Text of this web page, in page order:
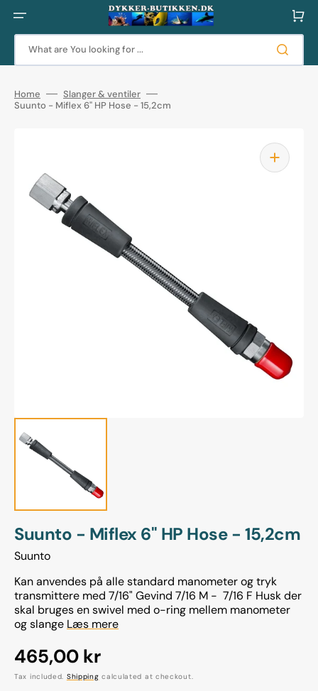
content
What are You looking for ...
Cart
Home
Slanger & ventiler
Suunto - Miflex 6" HP Hose - 15,2cm
Open
media
Suunto - Miflex 6" HP Hose - 15,2cm
Suunto
Kan anvendes på alle standard manometer og tryk
transmittere med 7/16" Gevind 7/16 M - 7/16 F Husk der
skal bruges en swivel med o-ring mellem manometer
og slange Læs mere
Regular
price
465,00 kr
Tax included. Shipping calculated at checkout.